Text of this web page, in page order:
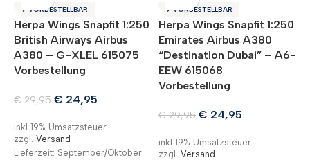
✈ VORBESTELLBAR
Herpa Wings Snapfit 1:250
British Airways Airbus
A380 – G-XLEL 615075
Vorbestellung
€29,95 € 24,95
inkl 19% Umsatzsteuer
zzgl. Versand
Lieferzeit: September/Oktober
✈ VORBESTELLBAR
Herpa Wings Snapfit 1:250
Emirates Airbus A380
“Destination Dubai” – A6-
EEW 615068
Vorbestellung
€29,95 € 24,95
inkl 19% Umsatzsteuer
zzgl. Versand